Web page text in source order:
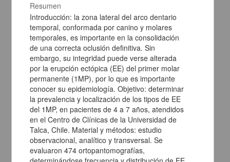
Carta de Francisco Martínez Baca a Francisco I. Madero
felicitándolo por el triunfo de la causa
Martínez Baca, Francisco
Resumen
Introducción: la zona lateral del arco dentario
temporal, conformada por canino y molares
temporales, es importante en la consolidación
de una correcta oclusión definitiva. Sin
embargo, su integridad puede verse alterada
por la erupción ectópica (EE) del primer molar
permanente (1MP), por lo que es importante
conocer su epidemiología. Objetivo: determinar
la prevalencia y localización de los tipos de EE
del 1MP, en pacientes de 4 a 7 años, atendidos
en el Centro de Clínicas de la Universidad de
Talca, Chile. Material y métodos: estudio
observacional, analítico y transversal. Se
evaluaron 474 ortopantomografías,